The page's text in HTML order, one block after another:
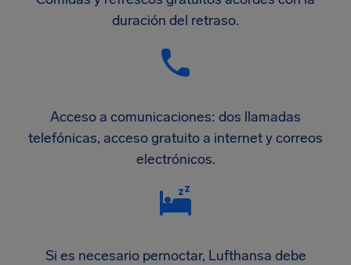
duración del retraso.
Acceso a comunicaciones: dos llamadas
telefónicas, acceso gratuito a internet y correos
electrónicos.
Si es necesario pernoctar, Lufthansa debe